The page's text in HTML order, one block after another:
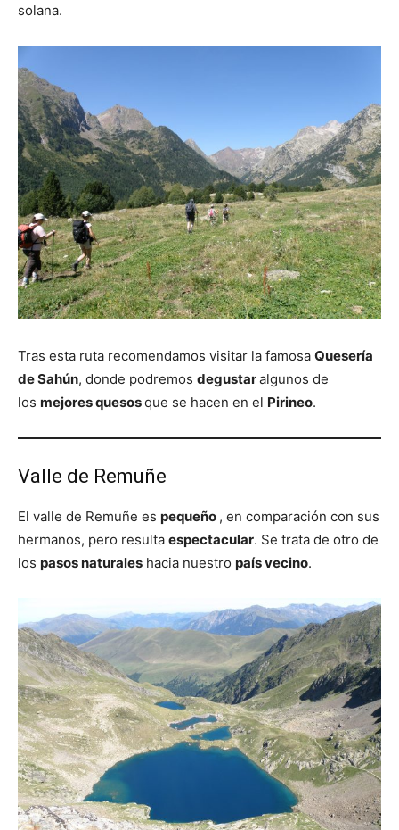
solana.
Tras esta ruta recomendamos visitar la famosa Quesería
de Sahún, donde podremos degustaralgunos de
los mejores quesosque se hacen en el Pirineo.
Valle de Remuñe
El valle de Remuñe es pequeño , en comparación con sus
hermanos, pero resulta espectacular. Se trata de otro de
los pasos naturales hacia nuestro país vecino.